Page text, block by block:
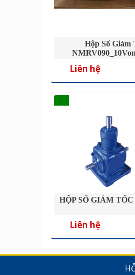
Hộp Số Giảm
Liên hệ
HỘP SỐ GIẢM
Liên hệ